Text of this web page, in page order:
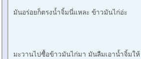
มันอร่อยก็ตรงน้ำจิ้มนี่แหละ ข้าวมันไก่อ่ะ
มะวานไปซื้อข้าวมันไก่มา มันลืมเอาน้ำจิ้มใ